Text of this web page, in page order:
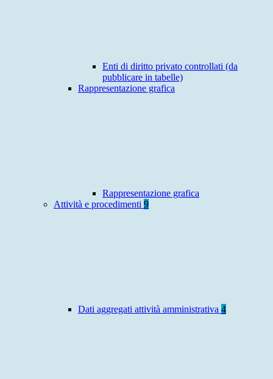
Enti di diritto privato controllati (da
pubblicare in tabelle)
Rappresentazione grafica
Rappresentazione grafica
Attività e procedimenti 9
Dati aggregati attività amministrativa 4